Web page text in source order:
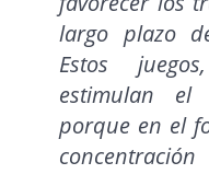
largo plazo
Estos
estimulan
porque en el